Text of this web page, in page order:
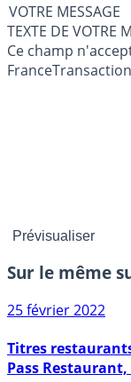
VOTRE MESSAGE
Ce champ
Sur le même
25 février 2022